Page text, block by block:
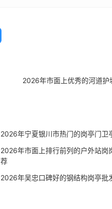
2026年市面上优秀的河道护
2026年宁夏银川市热门的岗亭门卫
2026年市面上排行前列的户外站岗
荐
2026年吴忠口碑好的钢结构岗亭批